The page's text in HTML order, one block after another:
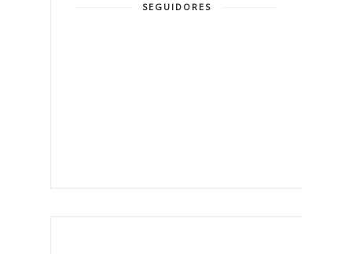
SEGUIDORES